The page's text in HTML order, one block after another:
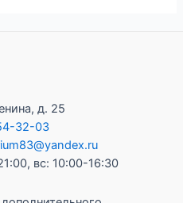
д. 25
32-03
вс: 10:00-16:30